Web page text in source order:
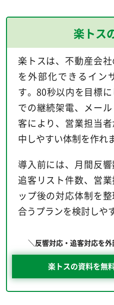
楽トス
楽トスは、不動産会
を外部化できるイン
す。80秒以内を目標
での継続架電、メー
客により、営業担当
中しやすい体制を作れ
導入前には、月間反響
追客リスト件数、営
ップ後の対応体制を
合うプランを検討しや
＼反響対応・追客対応を
楽トスの資料を無